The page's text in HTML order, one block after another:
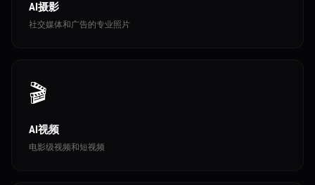
AI摄影
社交媒体和广告的专业照片
🎬
AI视频
电影级视频和短视频